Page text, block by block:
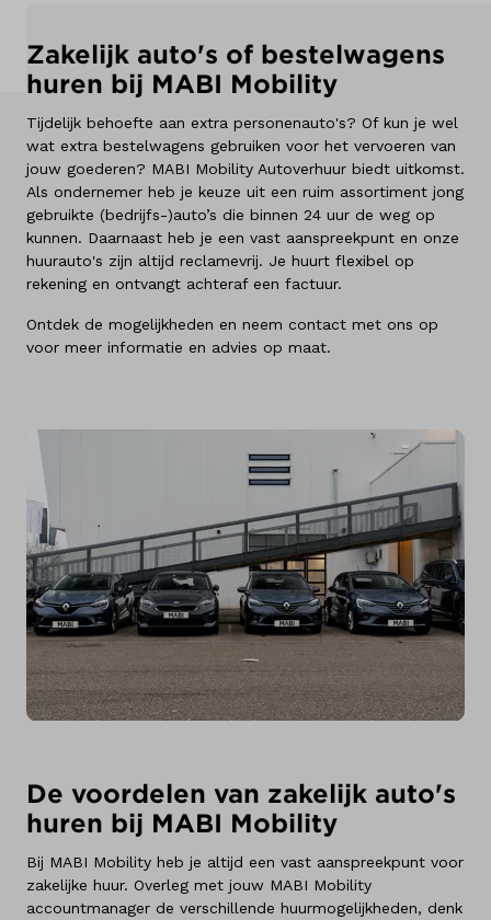
Zakelijk auto's of bestelwagens
huren bij MABI Mobility
Tijdelijk behoefte aan extra personenauto's? Of kun je wel
wat extra bestelwagens gebruiken voor het vervoeren van
jouw goederen? MABI Mobility Autoverhuur biedt uitkomst.
Als ondernemer heb je keuze uit een ruim assortiment jong
gebruikte (bedrijfs-)auto’s die binnen 24 uur de weg op
kunnen. Daarnaast heb je een vast aanspreekpunt en onze
huurauto's zijn altijd reclamevrij. Je huurt flexibel op
rekening en ontvangt achteraf een factuur.
Ontdek de mogelijkheden en neem contact met ons op
voor meer informatie en advies op maat.
De voordelen van zakelijk auto's
huren bij MABI Mobility
Bij MABI Mobility heb je altijd een vast aanspreekpunt voor
zakelijke huur. Overleg met jouw MABI Mobility
accountmanager de verschillende huurmogelijkheden, denk